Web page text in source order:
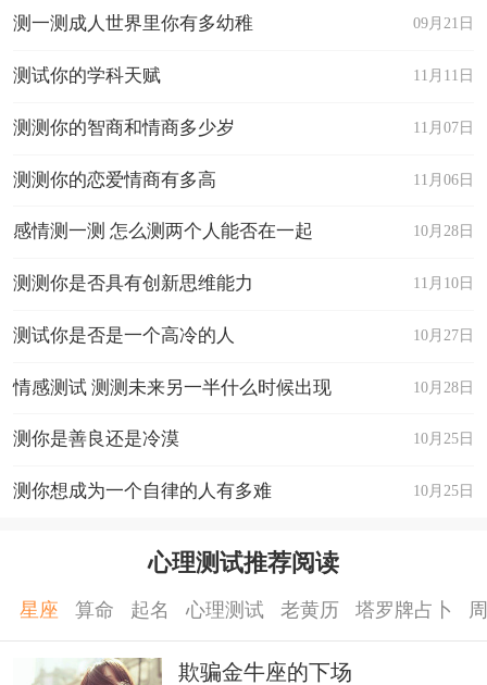
09月21日
测一测成人世界里你有多幼稚
11月11日
测试你的学科天赋
11月07日
测测你的智商和情商多少岁
11月06日
测测你的恋爱情商有多高
10月28日
感情测一测 怎么测两个人能否在一起
11月10日
测测你是否具有创新思维能力
10月27日
测试你是否是一个高冷的人
10月28日
情感测试 测测未来另一半什么时候出现
10月25日
测你是善良还是冷漠
10月25日
测你想成为一个自律的人有多难
心理测试推荐阅读
星座 算命 起名 心理测试 老黄历 塔罗牌占卜
欺骗金牛座的下场